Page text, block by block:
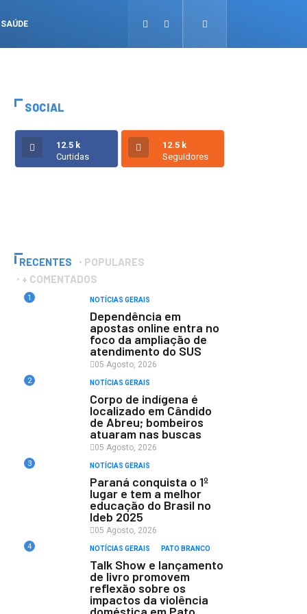
SAÚDE
SOCIAL
12.5 k
Curtidas
12.5 k
Seguidores
RECENTES
POPULARES
+ COMENTADOS
1 NOTÍCIAS GERAIS
Dependência em
apostas online entra no
foco da ampliação de
atendimento do SUS
05 Agosto, 2026
2 NOTÍCIAS GERAIS
Corpo de indígena é
localizado em Cândido
de Abreu; bombeiros
atuaram nas buscas
05 Agosto, 2026
3 NOTÍCIAS GERAIS
Paraná conquista o 1º
lugar e tem a melhor
educação do Brasil no
Ideb 2025
05 Agosto, 2026
4 NOTÍCIAS GERAIS PATO BRANCO
Talk Show e lançamento
de livro promovem
reflexão sobre os
impactos da violência